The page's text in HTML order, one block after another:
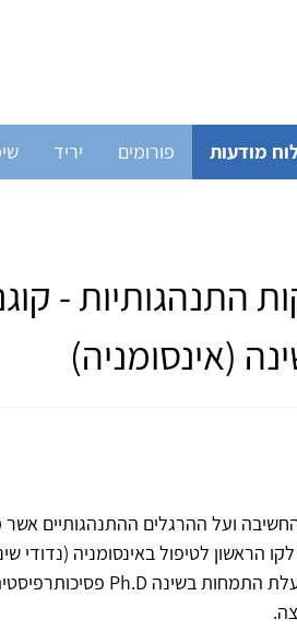
מודעות פורומים יריד
התנהגותיות -
(אינסומניה)
ועל ההרגלים ההתנהגותיים אשר
הראשון לטיפול באינסומניה (נדודי